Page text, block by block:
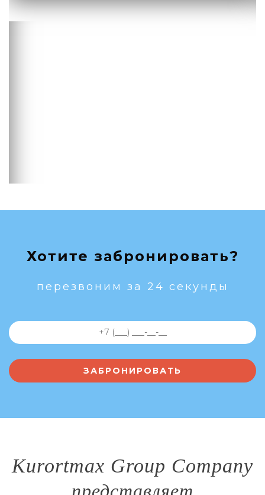
Хотите забронировать?
перезвоним за 24 секунды
Kurortmax Group Company